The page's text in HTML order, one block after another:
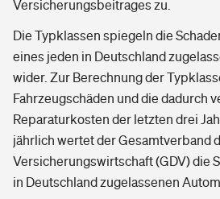
Versicherungsbeitrages zu.
Die Typklassen spiegeln die
eines jeden in Deutschland
wider. Zur Berechnung der
Fahrzeugschäden und die dadurch
Reparaturkosten der letzten drei
jährlich wertet der Gesamtverband
Versicherungswirtschaft (GDV) die
in Deutschland zugelassenen